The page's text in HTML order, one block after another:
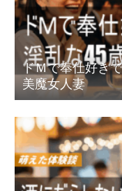
ドＭで奉仕好き
美魔女人妻